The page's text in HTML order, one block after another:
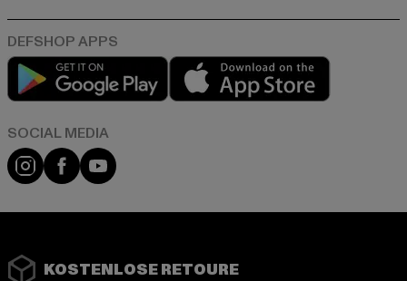
Play market
Instagram
FacebookYouTube
KOSTENLOSE RETOURE